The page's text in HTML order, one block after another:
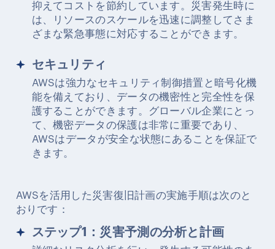
抑えてコストを節約しています。災害発生時に
は、リソースのスケールを迅速に調整してさま
ざまな緊急事態に対応することができます。
セキュリティ
AWSは強力なセキュリティ制御措置と暗号化機
能を備えており、データの機密性と完全性を保
護することができます。グローバル企業にとっ
て、機密データの保護は非常に重要であり、
AWSはデータが安全な状態にあることを保証で
きます。
AWSを活用した災害復旧計画の実施手順は次のと
おりです：
ステップ1：災害予測の分析と計画